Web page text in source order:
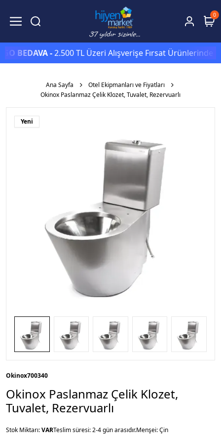
0
-2.500 TL Üzeri Alışverişe Fırsat Ürünlerinde
Ana Sayfa
Otel Ekipmanları ve Fiyatları
Okinox Paslanmaz Çelik Klozet, Tuvalet, Rezervuarlı
Yeni
Okinox700340
Okinox Paslanmaz Çelik Klozet,
Tuvalet, Rezervuarlı
Stok Miktarı:VARTeslim süresi: 2-4 gün arasıdır.Menşei: Çin